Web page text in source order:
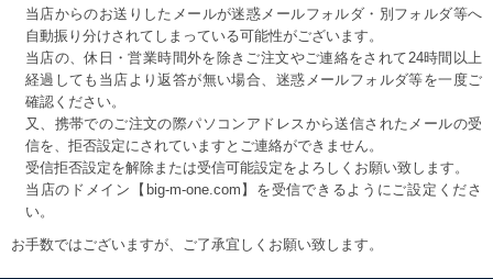
当店からのお送りしたメールが迷惑メールフォルダ・別フォルダ等へ
自動振り分けされてしまっている可能性がございます。
当店の、休日・営業時間外を除きご注文やご連絡をされて24時間以上
経過しても当店より返答が無い場合、迷惑メールフォルダ等を一度ご
確認ください。
又、携帯でのご注文の際パソコンアドレスから送信されたメールの受
信を、拒否設定にされていますとご連絡ができません。
受信拒否設定を解除または受信可能設定をよろしくお願い致します。
当店のドメイン【big-m-one.com】を受信できるようにご設定くださ
い。
お手数ではございますが、ご了承宜しくお願い致します。